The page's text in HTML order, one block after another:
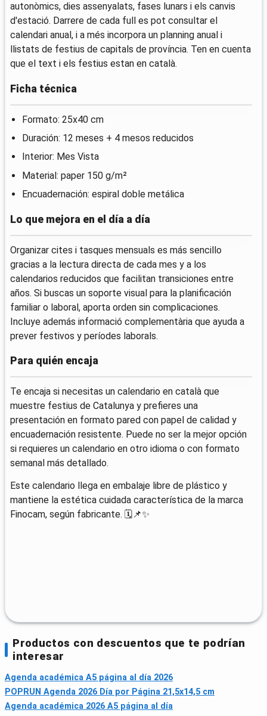
autonòmics, dies assenyalats, fases lunars i els canvis
d'estació. Darrere de cada full es pot consultar el
calendari anual, i a més incorpora un planning anual i
llistats de festius de capitals de província. Ten en cuenta
que el text i els festius estan en català.
Ficha técnica
Formato: 25x40 cm
Duración: 12 meses + 4 mesos reducidos
Interior: Mes Vista
Material: paper 150 g/m²
Encuadernación: espiral doble metálica
Lo que mejora en el día a día
Organizar cites i tasques mensuals es más sencillo
gracias a la lectura directa de cada mes y a los
calendarios reducidos que facilitan transiciones entre
años. Si buscas un soporte visual para la planificación
familiar o laboral, aporta orden sin complicaciones.
Incluye además informació complementària que ayuda a
prever festivos y períodes laborals.
Para quién encaja
Te encaja si necesitas un calendario en català que
muestre festius de Catalunya y prefieres una
presentación en formato pared con papel de calidad y
encuadernación resistente. Puede no ser la mejor opción
si requieres un calendario en otro idioma o con formato
semanal más detallado.
Este calendario llega en embalaje libre de plástico y
mantiene la estética cuidada característica de la marca
Finocam, según fabricante. 🗓️📌✨
Productos con descuentos que te podrían
interesar
Agenda académica A5 página al día 2026
POPRUN Agenda 2026 Día por Página 21,5x14,5 cm
Agenda académica 2026 A5 página al día